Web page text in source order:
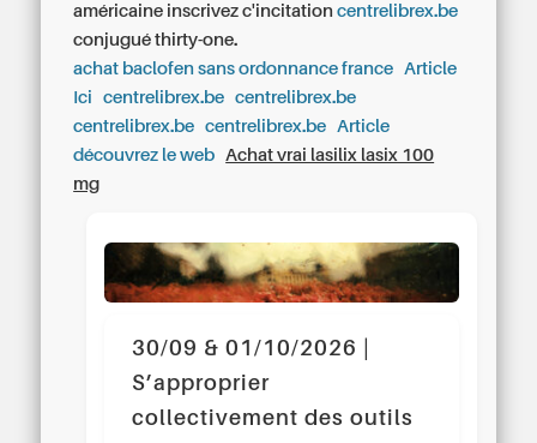
américaine inscrivez c'incitationcentrelibrex.be
conjugué thirty-one.
achat baclofen sans ordonnance france
Article
Ici
centrelibrex.be
centrelibrex.be
centrelibrex.be
centrelibrex.be
Article
découvrez le web
Achat vrai lasilix lasix 100
mg
30/09 & 01/10/2026 |
S’approprier
collectivement des outils